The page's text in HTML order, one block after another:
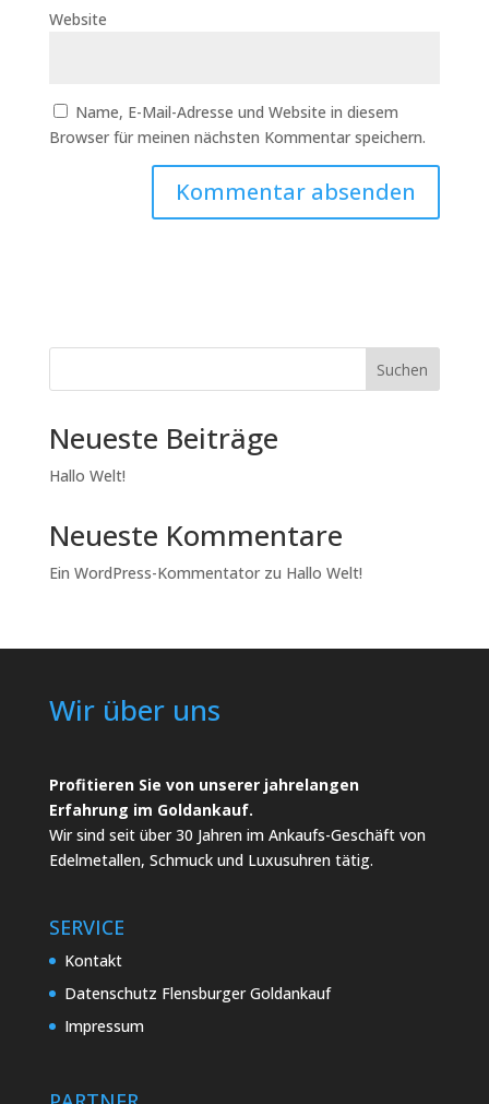
Website
Name, E-Mail-Adresse und Website in diesem
Browser für meinen nächsten Kommentar speichern.
Suchen
Neueste Beiträge
Hallo Welt!
Neueste Kommentare
Ein WordPress-Kommentatorzu Hallo Welt!
Wir über uns
Profitieren Sie von unserer jahrelangen
Erfahrung im Goldankauf.
Wir sind seit über 30 Jahren im Ankaufs-Geschäft von
Edelmetallen, Schmuck und Luxusuhren tätig.
SERVICE
Kontakt
Datenschutz Flensburger Goldankauf
Impressum